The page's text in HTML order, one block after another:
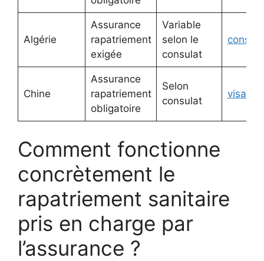
Algérie
Assurance
rapatriement
exigée
Variable
selon le
consulat
Chine
Assurance
rapatriement
obligatoire
Selon
consulat
Comment fonctionne
concrètement le
rapatriement sanitaire
pris en charge par
l’assurance ?